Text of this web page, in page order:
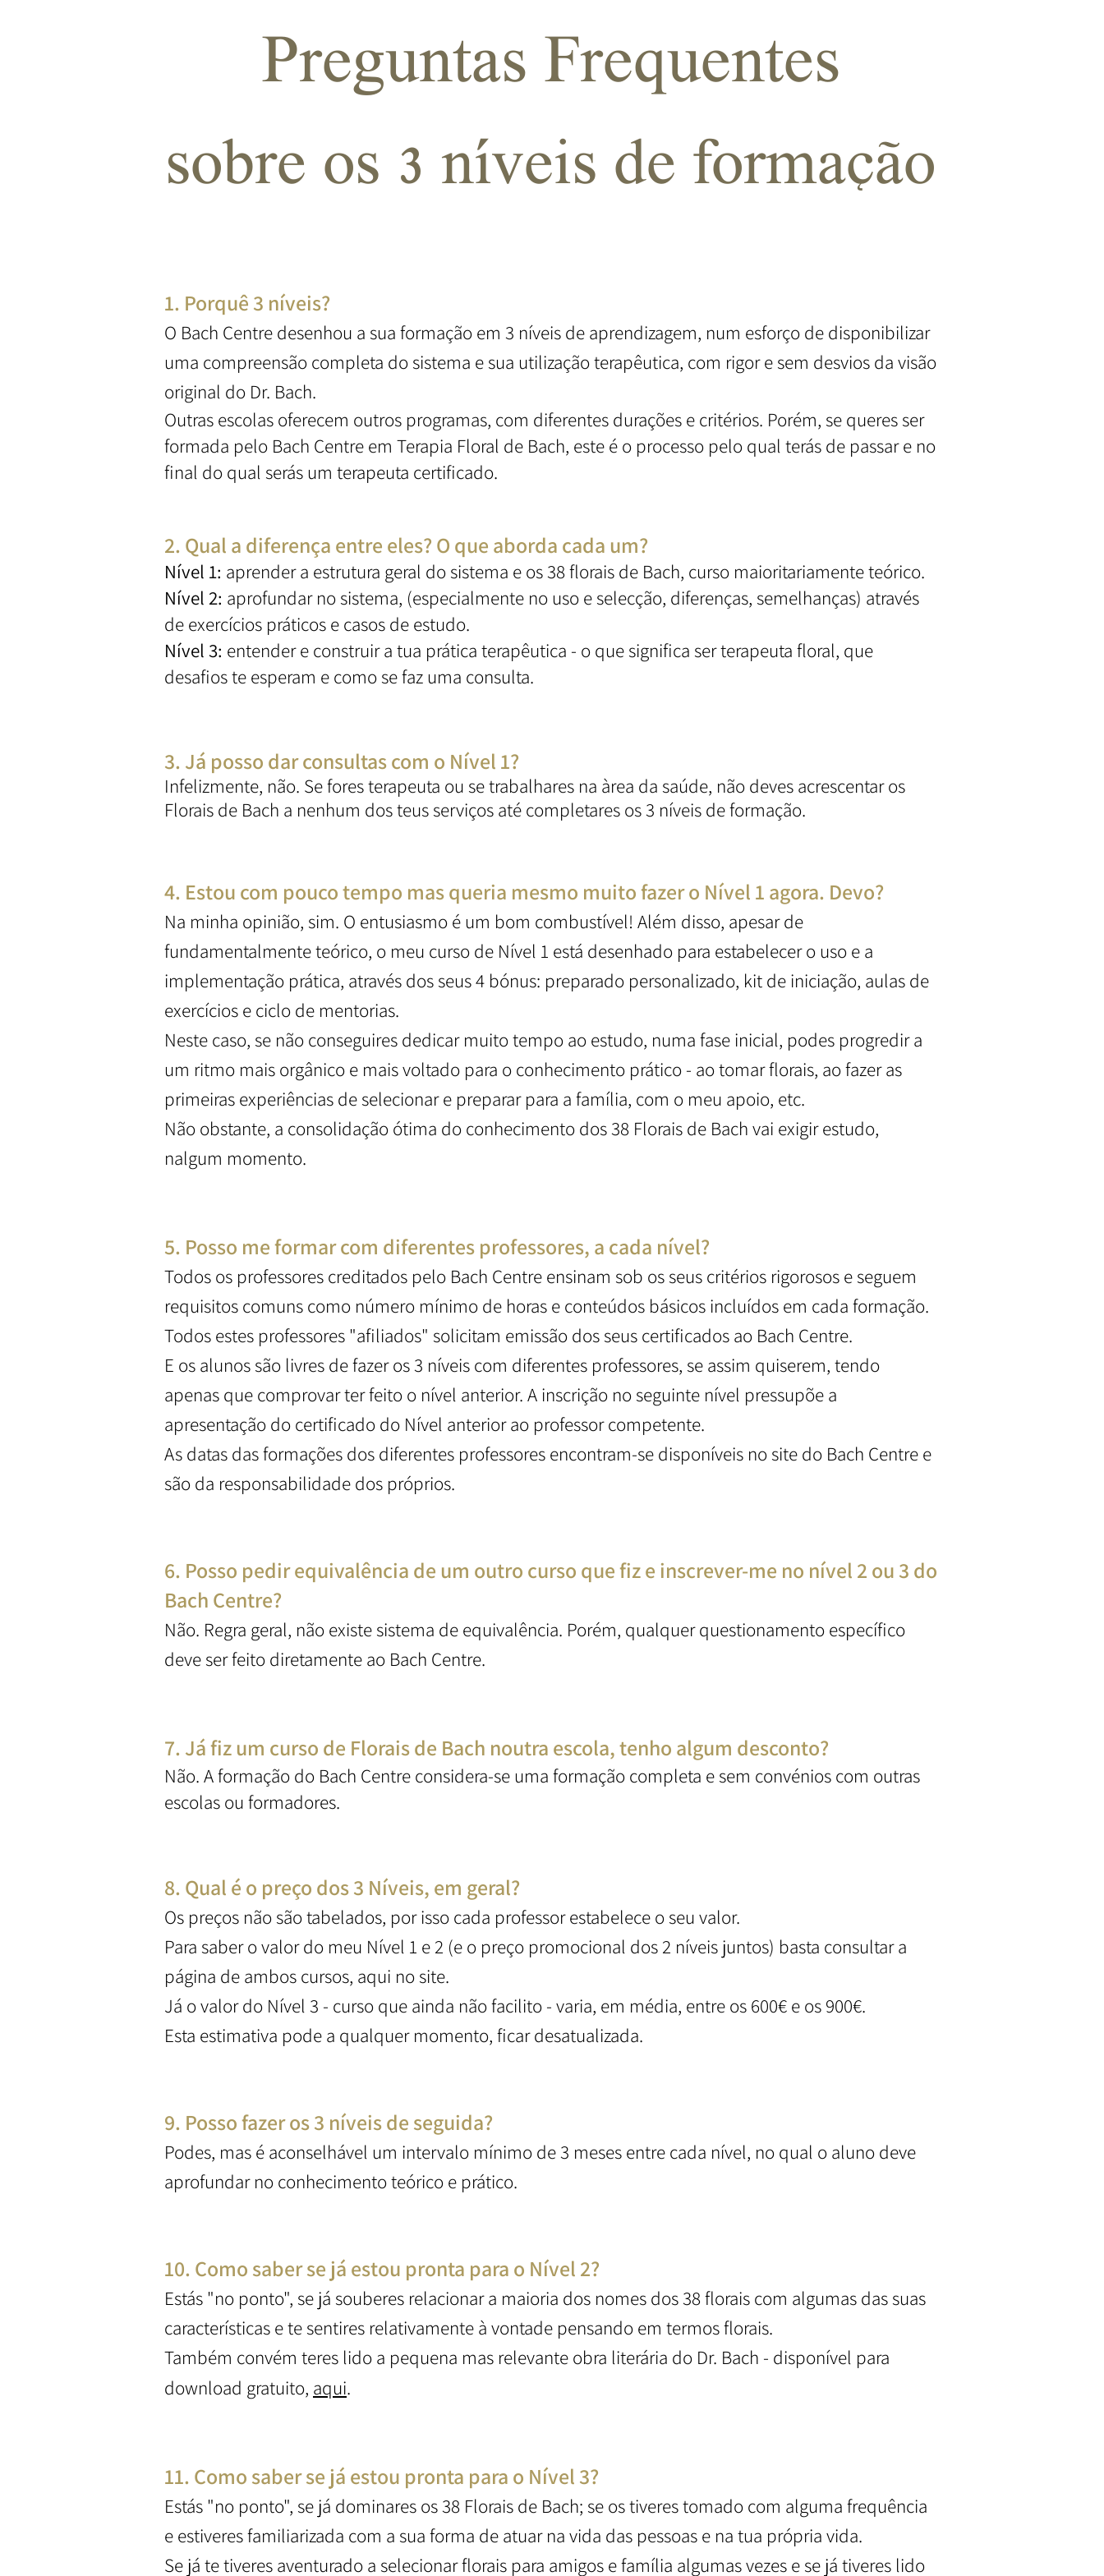
Preguntas Frequentes
sobre os 3 níveis de formação
1. Porquê 3 níveis?
O Bach Centre desenhou a sua formação em 3 níveis de aprendizagem, num esforço de disponibilizar
uma compreensão completa do sistema e sua utilização terapêutica, com rigor e sem desvios da visão
original do Dr. Bach.
Outras escolas oferecem outros programas, com diferentes durações e critérios. Porém, se queres ser
formada pelo Bach Centre em Terapia Floral de Bach, este é o processo pelo qual terás de passar e no
final do qual serás um terapeuta certificado.
2. Qual a diferença entre eles? O que aborda cada um?
Nível 1: aprender a estrutura geral do sistema e os 38 florais de Bach, curso maioritariamente teórico.
Nível 2: aprofundar no sistema, (especialmente no uso e selecção, diferenças, semelhanças) através
de exercícios práticos e casos de estudo.
Nível 3: entender e construir a tua prática terapêutica - o que significa ser terapeuta floral, que
desafios te esperam e como se faz uma consulta.
3. Já posso dar consultas com o Nível 1?
Infelizmente, não. Se fores terapeuta ou se trabalhares na àrea da saúde, não deves acrescentar os
Florais de Bach a nenhum dos teus serviços até completares os 3 níveis de formação.
4. Estou com pouco tempo mas queria mesmo muito fazer o Nível 1 agora. Devo?
Na minha opinião, sim. O entusiasmo é um bom combustível! Além disso, apesar de
fundamentalmente teórico, o meu curso de Nível 1 está desenhado para estabelecer o uso e a
implementação prática, através dos seus 4 bónus: preparado personalizado, kit de iniciação, aulas de
exercícios e ciclo de mentorias.
Neste caso, se não conseguires dedicar muito tempo ao estudo, numa fase inicial, podes progredir a
um ritmo mais orgânico e mais voltado para o conhecimento prático - ao tomar florais, ao fazer as
primeiras experiências de selecionar e preparar para a família, com o meu apoio, etc.
Não obstante, a consolidação ótima do conhecimento dos 38 Florais de Bach vai exigir estudo,
nalgum momento.
5. Posso me formar com diferentes professores, a cada nível?
Todos os professores creditados pelo Bach Centre ensinam sob os seus critérios rigorosos e seguem
requisitos comuns como número mínimo de horas e conteúdos básicos incluídos em cada formação.
Todos estes professores "afiliados" solicitam emissão dos seus certificados ao Bach Centre.
E os alunos são livres de fazer os 3 níveis com diferentes professores, se assim quiserem, tendo
apenas que comprovar ter feito o nível anterior. A inscrição no seguinte nível pressupõe a
apresentação do certificado do Nível anterior ao professor competente.
As datas das formações dos diferentes professores encontram-se disponíveis no site do Bach Centre e
são da responsabilidade dos próprios.
6. Posso pedir equivalência de um outro curso que fiz e inscrever-me no nível 2 ou 3 do
Bach Centre?
Não. Regra geral, não existe sistema de equivalência. Porém, qualquer questionamento específico
deve ser feito diretamente ao Bach Centre.
7. Já fiz um curso de Florais de Bach noutra escola, tenho algum desconto?
Não. A formação do Bach Centre considera-se uma formação completa e sem convénios com outras
escolas ou formadores.
8. Qual é o preço dos 3 Níveis, em geral?
Os preços não são tabelados, por isso cada professor estabelece o seu valor.
Para saber o valor do meu Nível 1 e 2 (e o preço promocional dos 2 níveis juntos) basta consultar a
página de ambos cursos, aqui no site.
Já o valor do Nível 3 - curso que ainda não facilito - varia, em média, entre os 600€ e os 900€.
Esta estimativa pode a qualquer momento, ficar desatualizada.
9. Posso fazer os 3 níveis de seguida?
Podes, mas é aconselhável um intervalo mínimo de 3 meses entre cada nível, no qual o aluno deve
aprofundar no conhecimento teórico e prático.
10. Como saber se já estou pronta para o Nível 2?
Estás "no ponto", se já souberes relacionar a maioria dos nomes dos 38 florais com algumas das suas
características e te sentires relativamente à vontade pensando em termos florais.
Também convém teres lido a pequena mas relevante obra literária do Dr. Bach - disponível para
download gratuito, aqui.
11. Como saber se já estou pronta para o Nível 3?
Estás "no ponto", se já dominares os 38 Florais de Bach; se os tiveres tomado com alguma frequência
e estiveres familiarizada com a sua forma de atuar na vida das pessoas e na tua própria vida.
Se já te tiveres aventurado a selecionar florais para amigos e família algumas vezes e se já tiveres lido